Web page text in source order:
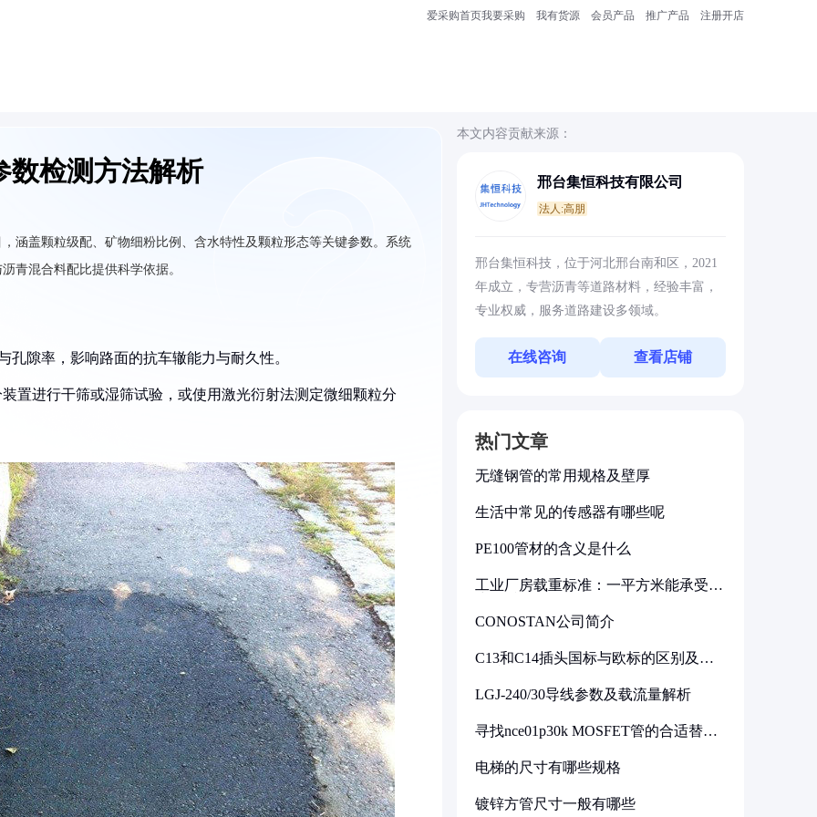
爱采购首页我要采购 我有货源 会员产品 推广产品 注册开店
数检测方法解析
涵盖颗粒级配、矿物细粉比例、含水特性及颗粒形态等关键参数。系统
青混合料配比提供科学依据。
隙率，影响路面的抗车辙能力与耐久性。
置进行干筛或湿筛试验，或使用激光衍射法测定微细颗粒分
本文内容贡献来源：
邢台集恒科技有限公司
法人:高朋
邢台集恒科技，位于河北邢台南和区，2021
年成立，专营沥青等道路材料，经验丰富，
专业权威，服务道路建设多领域。
在线咨询 查看店铺
热门文章
无缝钢管的常用规格及壁厚
生活中常见的传感器有哪些呢
PE100管材的含义是什么
工业厂房载重标准：一平方米能承受多
CONOSTAN公司简介
C13和C14插头国标与欧标的区别及其
LGJ-240/30导线参数及载流量解析
寻找nce01p30k MOSFET管的合适替代
电梯的尺寸有哪些规格
镀锌方管尺寸一般有哪些